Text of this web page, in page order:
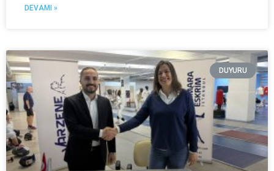
DEVAMI »
DUYURU